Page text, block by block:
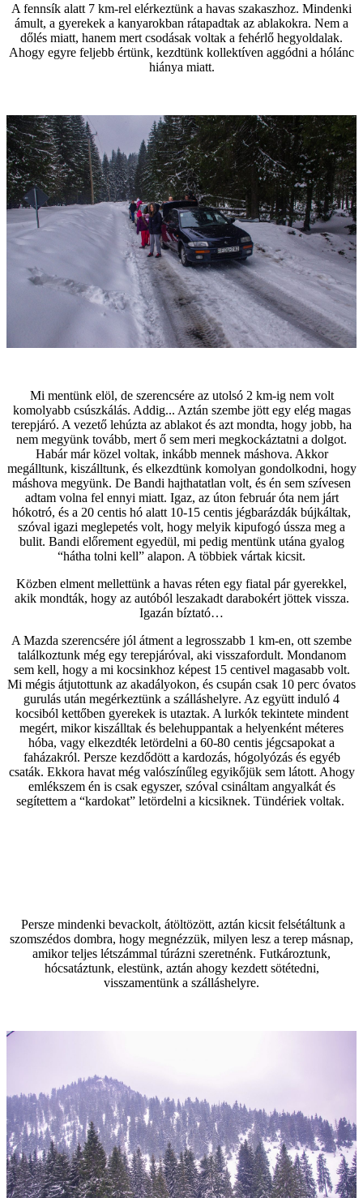
A fennsík alatt 7 km-rel elérkeztünk a havas szakaszhoz. Mindenki
ámult, a gyerekek a kanyarokban rátapadtak az ablakokra. Nem a
dőlés miatt, hanem mert csodásak voltak a fehérlő hegyoldalak.
Ahogy egyre feljebb értünk, kezdtünk kollektíven aggódni a hólánc
hiánya miatt.
Mi mentünk elöl, de szerencsére az utolsó 2 km-ig nem volt
komolyabb csúszkálás. Addig... Aztán szembe jött egy elég magas
terepjáró. A vezető lehúzta az ablakot és azt mondta, hogy jobb, ha
nem megyünk tovább, mert ő sem meri megkockáztatni a dolgot.
Habár már közel voltak, inkább mennek máshova. Akkor
megálltunk, kiszálltunk, és elkezdtünk komolyan gondolkodni, hogy
máshova megyünk. De Bandi hajthatatlan volt, és én sem szívesen
adtam volna fel ennyi miatt. Igaz, az úton február óta nem járt
hókotró, és a 20 centis hó alatt 10-15 centis jégbarázdák bújkáltak,
szóval igazi meglepetés volt, hogy melyik kipufogó ússza meg a
bulit. Bandi előrement egyedül, mi pedig mentünk utána gyalog
“hátha tolni kell” alapon. A többiek vártak kicsit.
Közben elment mellettünk a havas réten egy fiatal pár gyerekkel,
akik mondták, hogy az autóból leszakadt darabokért jöttek vissza.
Igazán bíztató…
A Mazda szerencsére jól átment a legrosszabb 1 km-en, ott szembe
találkoztunk még egy terepjáróval, aki visszafordult. Mondanom
sem kell, hogy a mi kocsinkhoz képest 15 centivel magasabb volt.
Mi mégis átjutottunk az akadályokon, és csupán csak 10 perc óvatos
gurulás után megérkeztünk a szálláshelyre. Az együtt induló 4
kocsiból kettőben gyerekek is utaztak. A lurkók tekintete mindent
megért, mikor kiszálltak és belehuppantak a helyenként méteres
hóba, vagy elkezdték letördelni a 60-80 centis jégcsapokat a
faházakról. Persze kezdődött a kardozás, hógolyózás és egyéb
csaták. Ekkora havat még valószínűleg egyikőjük sem látott. Ahogy
emlékszem én is csak egyszer, szóval csináltam angyalkát és
segítettem a “kardokat” letördelni a kicsiknek. Tündériek voltak.
Persze mindenki bevackolt, átöltözött, aztán kicsit felsétáltunk a
szomszédos dombra, hogy megnézzük, milyen lesz a terep másnap,
amikor teljes létszámmal túrázni szeretnénk. Futkároztunk,
hócsatáztunk, elestünk, aztán ahogy kezdett sötétedni,
visszamentünk a szálláshelyre.